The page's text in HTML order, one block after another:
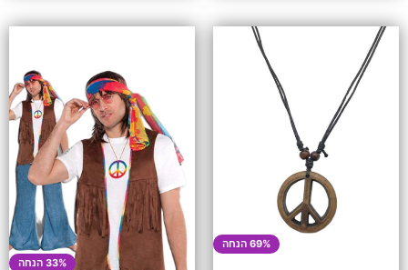
69% הנחה
33% הנחה